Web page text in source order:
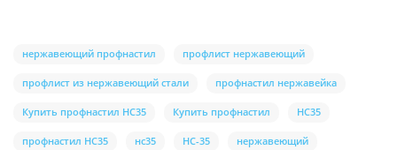
нержавеющий профнастил профлист нержавеющий
профлист из нержавеющий стали профнастил нержавейка
Купить профнастил НС35 Купить профнастил НС35
профнастил НС35 нс35 НС-35 нержавеющий